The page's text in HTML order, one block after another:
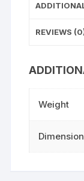
REVIEWS
Weight